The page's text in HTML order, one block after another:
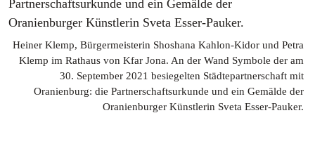
Heiner Klemp, Bürgermeisterin Shoshana Kahlon-Kidor und Petra
Klemp im Rathaus von Kfar Jona. An der Wand Symbole der am
30. September 2021 besiegelten Städtepartnerschaft mit
Oranienburg: die Partnerschaftsurkunde und ein Gemälde der
Oranienburger Künstlerin Sveta Esser-Pauker.